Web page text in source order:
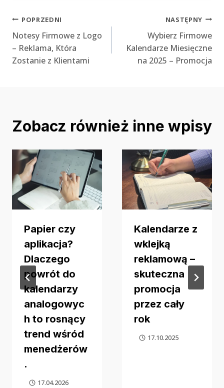
Nawigacja
wpisu
POPRZEDNI
Notesy Firmowe z Logo
– Reklama, Która
Zostanie z Klientami
NASTĘPNY
Wybierz Firmowe
Kalendarze Miesięczne
na 2025 – Promocja
Zobacz również inne wpisy
Papier czy
aplikacja?
Dlaczego
powrót do
kalendarzy
analogowyc
h to rosnący
trend wśród
menedżerów
.
17.04.2026
Kalendarze z
wklejką
reklamową –
skuteczna
promocja
przez cały
rok
17.10.2025